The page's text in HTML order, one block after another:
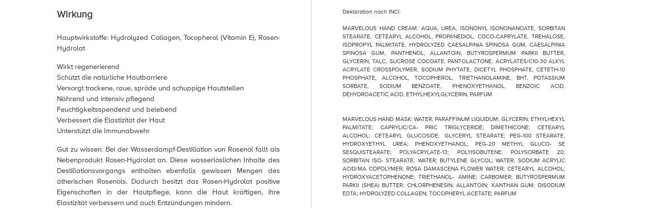
Wirkung
Hauptwirkstoffe: Hydrolyzed Collagen, Tocopherol (Vitamin E), Rosen-
Hydrolat
Wirkt regenerierend
Schützt die natürliche Hautbarriere
Versorgt trockene, raue, spröde und schuppige Hautstellen
Nährend und intensiv pflegend
Feuchtigkeitsspendend und belebend
Verbessert die Elastizität der Haut
Unterstützt die Immunabwehr
Gut zu wissen: Bei der Wasserdampf-Destillation von Rosenöl fällt als
Nebenprodukt Rosen-Hydrolat an. Diese wasserlöslichen Inhalte des
Destillationsvorgangs enthalten ebenfalls gewissen Mengen des
ätherischen Rosenöls. Dadurch besitzt das Rosen-Hydrolat positive
Eigenschaften in der Hautpflege, kann die Haut kräftigen, ihre
Elastizität verbessern und auch Entzündungen mindern.
Deklaration nach INCI:
MARVELOUS HAND CREAM: AQUA, UREA, ISONONYL ISONONANOATE, SORBITAN
STEARATE, CETEARYL ALCOHOL, PROPANEDIOL, COCO-CAPRYLATE, TREHALOSE,
ISOPROPYL PALMITATE, HYDROLYZED CAESALPINIA SPINOSA GUM, CAESALPINIA
SPINOSA GUM, PANTHENOL, ALLANTOIN, BUTYROSPERMUM PARKII BUTTER,
GLYCERIN, TALC, SUCROSE COCOATE, PANTOLACTONE, ACRYLATES/C10-30 ALKYL
ACRYLATE CROSSPOLYMER, SODIUM PHYTATE, DICETYL PHOSPHATE, CETETH-10
PHOSPHATE, ALCOHOL, TOCOPHEROL, TRIETHANOLAMINE, BHT, POTASSIUM
SORBATE, SODIUM BENZOATE, PHENOXYETHANOL, BENZOIC ACID,
DEHYDROACETIC ACID, ETHYLHEXYLGLYCERIN, PARFUM
MARVELOUS HAND MASK: WATER; PARAFFINUM LIQUIDUM; GLYCERIN; ETHYLHEXYL
PALMITATE; CAPRYLIC/CA- PRIC TRIGLYCERIDE; DIMETHICONE; CETEARYL
ALCOHOL; CETEARYL GLUCOSIDE; GLYCERYL STEARATE; PEG-100 STEARATE,
HYDROXYETHYL UREA; PHENOXYETHANOL; PEG-20 METHYL GLUCO- SE
SESQUISTEARATE; POLYACRYLATE-13; POLYISOBUTENE; POLYSORBATE 20;
SORBITAN ISO- STEARATE; WATER; BUTYLENE GLYCOL; WATER; SODIUM ACRYLIC
ACID/MA COPOLYMER; ROSA DAMASCENA FLOWER WATER; CETEARYL ALCOHOL;
HYDROXYACETOPHENONE; TRIETHANOL- AMINE; CARBOMER; BUTYROSPERMUM
PARKII (SHEA) BUTTER; CHLORPHENESIN; ALLANTOIN; XANTHAN GUM; DISODIUM
EDTA; HYDROLYZED COLLAGEN; TOCOPHERYL ACETATE; PARFUM